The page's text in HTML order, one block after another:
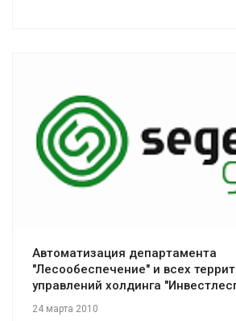
Смотреть проект
Автоматизация департамента
"Лесообеспечение" и всех
управлений холдинга
24 марта 2010